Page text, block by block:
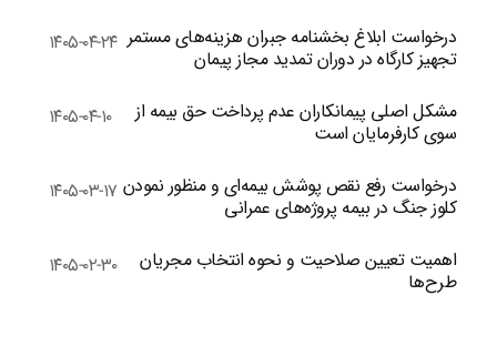
درخواست ابلاغ بخشنامه جبران هزینه‌های مستمر
تجهیز کارگاه در دوران تمدید مجاز پیمان
۱۴۰۵-۰۴-۲۴
مشکل اصلی پیمانکاران عدم پرداخت حق بیمه از
سوی کارفرمایان است
۱۴۰۵-۰۴-۱۰
درخواست رفع نقص پوشش بیمه‌ای و منظور نمودن
کلوز جنگ در بیمه پروژه‌های عمرانی
۱۴۰۵-۰۳-۱۷
اهمیت تعیین صلاحیت و نحوه انتخاب مجریان
طرح‌ها
۱۴۰۵-۰۲-۳۰